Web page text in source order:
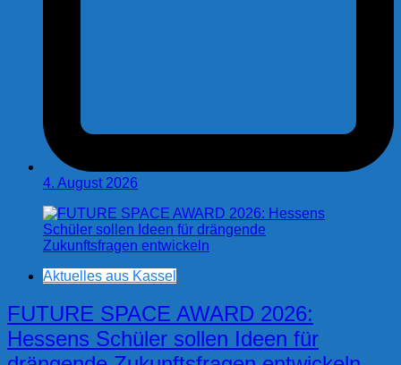
4. August 2026
Aktuelles aus Kassel
FUTURE SPACE AWARD 2026:
Hessens Schüler sollen Ideen für